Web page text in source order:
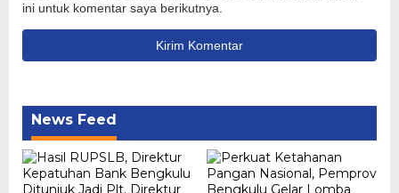
ini untuk komentar saya berikutnya.
News Feed